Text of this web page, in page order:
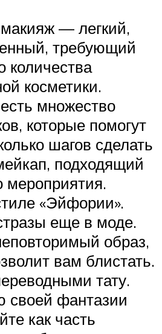
— легкий,
требующий
количества
косметики.
множество
которые помогут
шагов сделать
подходящий
мероприятия.
«Эйфории».
еще в моде.
образ,
вам блистать.
тату.
своей фантазии
как часть